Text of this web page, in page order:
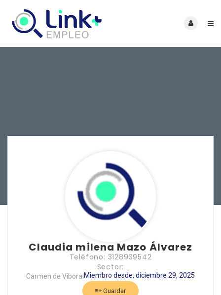
Claudia milena Mazo Álvarez
Teléfono: 3128939542
Sector:
Carmen de Viboral Miembro desde, diciembre 29, 2025
Guardar